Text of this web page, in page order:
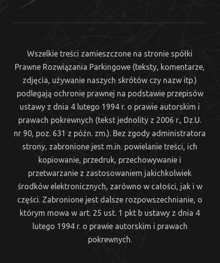
Wszelkie treści zamieszczone na stronie spółki
Prawne Rozwiązania Parkingowe (teksty, komentarze,
zdjęcia, używanie naszych skrótów czy nazw itp.)
podlegają ochronie prawnej na podstawie przepisów
ustawy z dnia 4 lutego 1994 r. o prawie autorskim i
prawach pokrewnych (tekst jednolity z 2006 r., Dz.U.
nr 90, poz. 631 z późn. zm.). Bez zgody administratora
strony, zabronione jest m.in. powielanie treści, ich
kopiowanie, przedruk, przechowywanie i
przetwarzanie z zastosowaniem jakichkolwiek
środków elektronicznych, zarówno w całości, jak i w
części. Zabronione jest dalsze rozpowszechnianie, o
którym mowa w art. 25 ust. 1 pkt b ustawy z dnia 4
lutego 1994 r. o prawie autorskim i prawach
pokrewnych.